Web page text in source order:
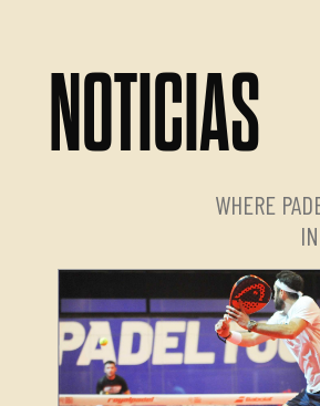
NOTICIAS
WHERE